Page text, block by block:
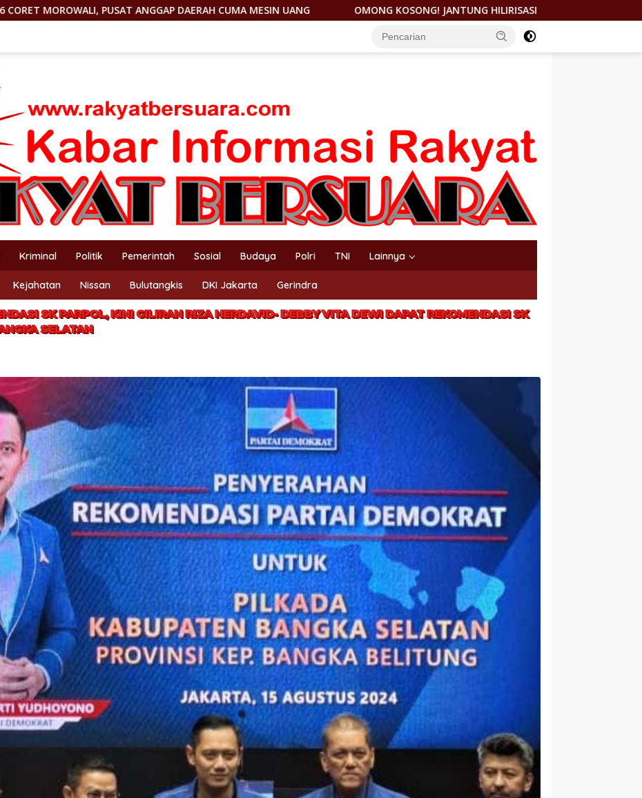
ANGGAP DAERAH CUMA MESIN UANG OMONG KOSONG! JANTUNG HILIRISASI NIKEL DICORET, PEMDA MOROWALI GAGAL
Kriminal Politik Pemerintah Sosial Budaya Polri TNI Lainnya
Kejahatan Nissan Bulutangkis DKI Jakarta Gerindra
SK PARPOL, KINI GILIRAN RIZA HERDAVID- DEBBY VITA DEWI DAPAT REKOMENDASI SK
SELATAN